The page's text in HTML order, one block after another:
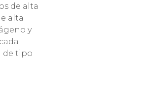
de alta
alta
y
de tipo